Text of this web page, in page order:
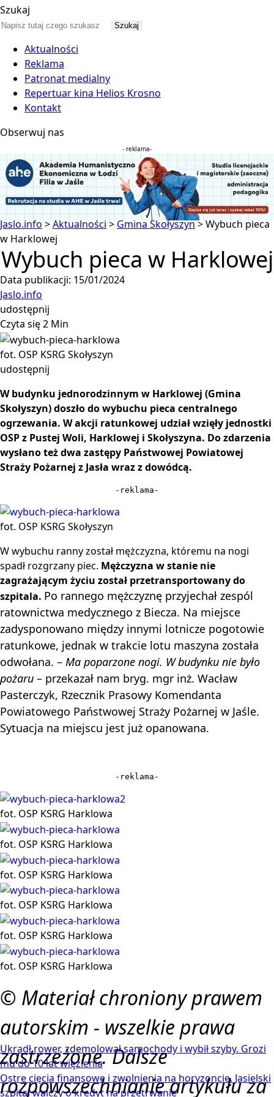
Szukaj
Aktualności
Reklama
Patronat medialny
Repertuar kina Helios Krosno
Kontakt
Obserwuj nas
- reklama-
Jaslo.info>Aktualności > Gmina Skołyszyn>Wybuch pieca
w Harklowej
Wybuch pieca w Harklowej
Data publikacji: 15/01/2024
Jaslo.info
udostępnij
Czyta się 2 Min
fot. OSP KSRG Skołyszyn
udostępnij
W budynku jednorodzinnym w Harklowej (Gmina
Skołyszyn) doszło do wybuchu pieca centralnego
ogrzewania. W akcji ratunkowej udział wzięły jednostki
OSP z Pustej Woli, Harklowej i Skołyszyna. Do zdarzenia
wysłano też dwa zastępy Państwowej Powiatowej
Straży Pożarnej z Jasła wraz z dowódcą.
-reklama-
fot. OSP KSRG Skołyszyn
W wybuchu ranny został mężczyzna, któremu na nogi
spadł rozgrzany piec. Mężczyzna w stanie nie
zagrażającym życiu został przetransportowany do
szpitala. Po rannego mężczyznę przyjechał zespól
ratownictwa medycznego z Biecza. Na miejsce
zadysponowano między innymi lotnicze pogotowie
ratunkowe, jednak w trakcie lotu maszyna została
odwołana. – Ma poparzone nogi. W budynku nie było
pożaru – przekazał nam bryg. mgr inż. Wacław
Pasterczyk, Rzecznik Prasowy Komendanta
Powiatowego Państwowej Straży Pożarnej w Jaśle.
Sytuacja na miejscu jest już opanowana.
-reklama-
fot. OSP KSRG Harklowa
fot. OSP KSRG Harklowa
fot. OSP KSRG Harklowa
fot. OSP KSRG Harklowa
fot. OSP KSRG Harklowa
fot. OSP KSRG Harklowa
© Materiał chroniony prawem
autorskim - wszelkie prawa
zastrzeżone. Dalsze
rozpowszechnianie artykułu za
Ukradł rower, zdemolował samochody i wybił szyby. Grozi
mu do 10 lat więzienia
Ostre cięcia finansowe i zwolnienia na horyzoncie. Jasielski
szpital walczy o kredyt na przetrwanie